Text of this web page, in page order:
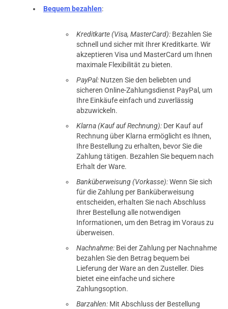
Bequem bezahlen:
Kreditkarte (Visa, MasterCard): Bezahlen Sie
schnell und sicher mit Ihrer Kreditkarte. Wir
akzeptieren Visa und MasterCard um Ihnen
maximale Flexibilität zu bieten.
PayPal: Nutzen Sie den beliebten und
sicheren Online-Zahlungsdienst PayPal, um
Ihre Einkäufe einfach und zuverlässig
abzuwickeln.
Klarna (Kauf auf Rechnung): Der Kauf auf
Rechnung über Klarna ermöglicht es Ihnen,
Ihre Bestellung zu erhalten, bevor Sie die
Zahlung tätigen. Bezahlen Sie bequem nach
Erhalt der Ware.
Banküberweisung (Vorkasse):Wenn Sie sich
für die Zahlung per Banküberweisung
entscheiden, erhalten Sie nach Abschluss
Ihrer Bestellung alle notwendigen
Informationen, um den Betrag im Voraus zu
überweisen.
Nachnahme: Bei der Zahlung per Nachnahme
bezahlen Sie den Betrag bequem bei
Lieferung der Ware an den Zusteller. Dies
bietet eine einfache und sichere
Zahlungsoption.
Barzahlen: Mit Abschluss der Bestellung